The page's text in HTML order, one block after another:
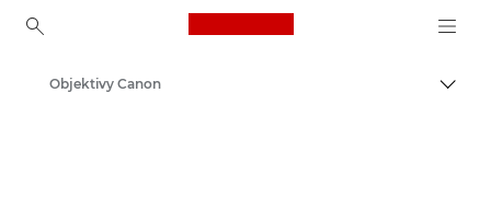
Canon Logo, back to
Objektivy Canon